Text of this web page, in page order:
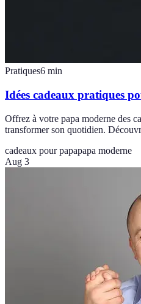
Pratiques6 min
Idées cadeaux pratiques
Offrez à votre papa moderne des
transformer son quotidien.
cadeaux pour papapapa moderne
Aug 3